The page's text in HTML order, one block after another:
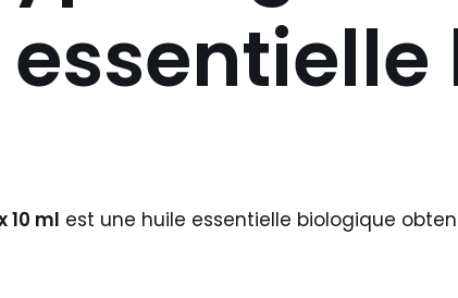
10 ml est une huile essentielle biologique